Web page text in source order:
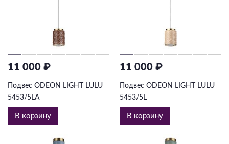
11 000 ₽
Подвес ODEON LIGHT LULU
5453/5LA
В корзину
11 000 ₽
Подвес ODEON LIGHT LULU
5453/5L
В корзину